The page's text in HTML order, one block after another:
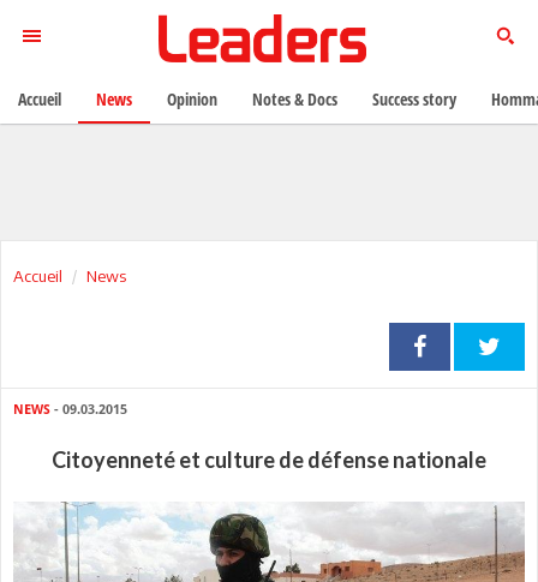
Accueil News
NEWS - 09.03.2015
Citoyenneté et culture de défense nationale
Accueil News Opinion Notes & Docs Success story